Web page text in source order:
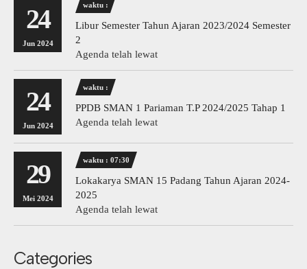
24
Jun 2024
waktu :
Libur Semester Tahun Ajaran 2023/2024 Semester
2
Agenda telah lewat
24
Jun 2024
waktu :
PPDB SMAN 1 Pariaman T.P 2024/2025 Tahap 1
Agenda telah lewat
29
Mei 2024
waktu : 07:30
Lokakarya SMAN 15 Padang Tahun Ajaran 2024-
2025
Agenda telah lewat
Categories